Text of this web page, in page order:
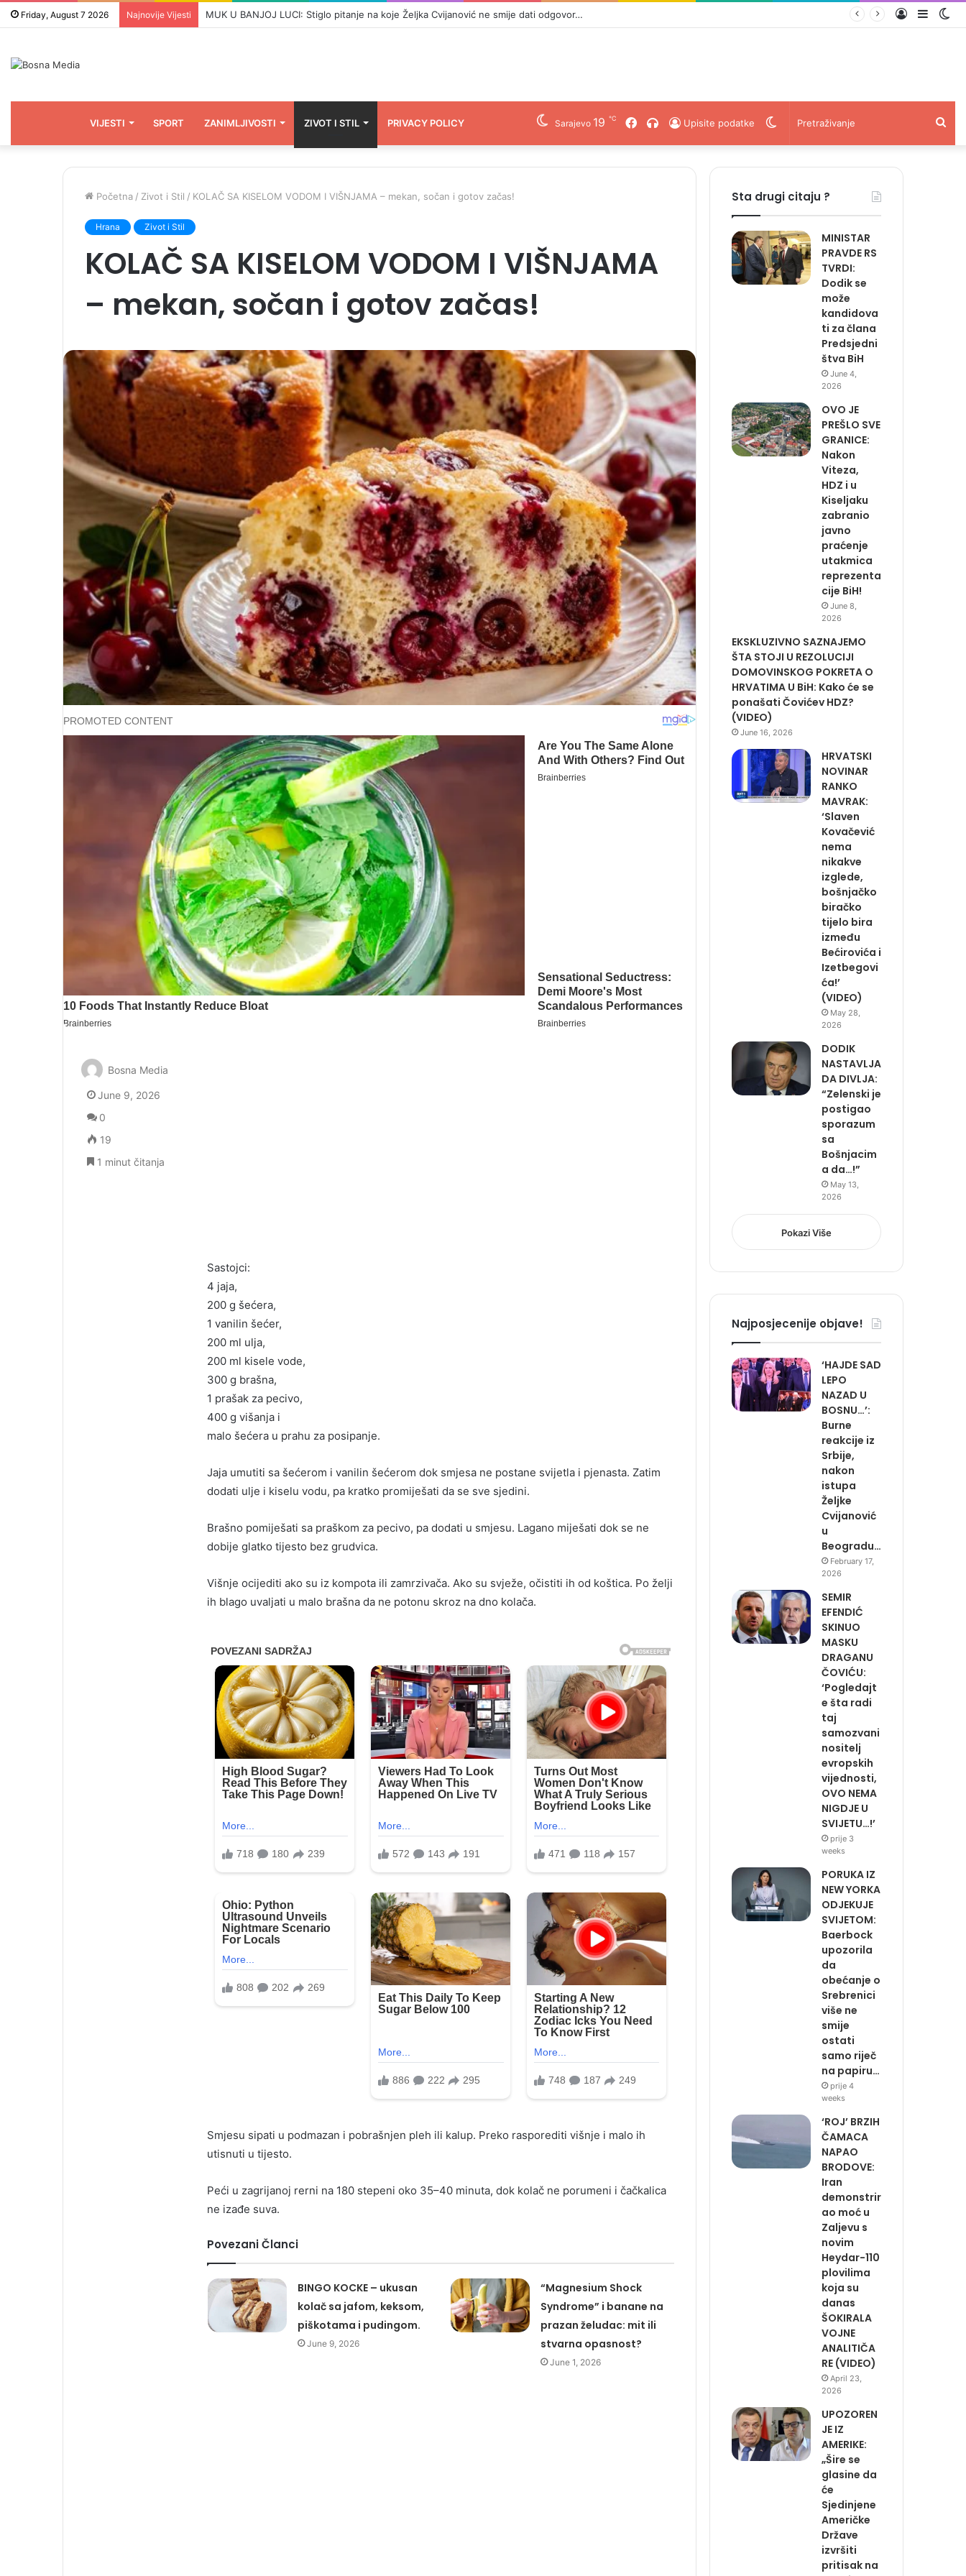
Friday, August 7 2026 Najnovije Vijesti NASTAVLJA SE VERBALI RAT, HELEZ ODOGOVRIO VUČIĆU: ‘Nastaviš li ovako braniti Srbe i srpstvo, ostvarit ćeš cilj…’ Prijava
VIJESTI SPORT ZANIMLJIVOSTI ZIVOT I STIL PRIVACY POLICY Switch
skin
Upisite podatke
Radio
Uživo
Facebook
Sarajevo 19 ℃
Početna / Zivot i Stil / KOLAČ SA KISELOM VODOM I VIŠNJAMA – mekan, sočan i gotov začas!
Hrana Zivot i Stil
KOLAČ SA KISELOM VODOM I VIŠNJAMA
– mekan, sočan i gotov začas!
Sastojci:
4 jaja,
200 g šećera,
1 vanilin šećer,
200 ml ulja,
200 ml kisele vode,
300 g brašna,
1 prašak za pecivo,
400 g višanja i
malo šećera u prahu za posipanje.
Jaja umutiti sa šećerom i vanilin šećerom dok smjesa ne postane svijetla i pjenasta. Zatim
dodati ulje i kiselu vodu, pa kratko promiješati da se sve sjedini.
Brašno pomiješati sa praškom za pecivo, pa dodati u smjesu. Lagano miješati dok se ne
dobije glatko tijesto bez grudvica.
Višnje ocijediti ako su iz kompota ili zamrzivača. Ako su svježe, očistiti ih od koštica. Po želji
ih blago uvaljati u malo brašna da ne potonu skroz na dno kolača.
Smjesu sipati u podmazan i pobrašnjen pleh ili kalup. Preko rasporediti višnje i malo ih
utisnuti u tijesto.
Peći u zagrijanoj rerni na 180 stepeni oko 35–40 minuta, dok kolač ne porumeni i čačkalica
ne izađe suva.
Povezani Članci
BINGO KOCKE – ukusan
kolač sa jafom, keksom,
piškotama i pudingom.
June 9, 2026
“Magnesium Shock
Syndrome” i banane na
prazan želudac: mit ili
stvarna opasnost?
June 1, 2026
Bosna Media
June 9, 2026
0
19
1 minut čitanja
Sta drugi citaju ?
MINISTAR
PRAVDE RS
TVRDI:
Dodik se
može
kandidova
ti za člana
Predsjedni
štva BiH
June 4,
2026
OVO JE
PREŠLO SVE
GRANICE:
Nakon
Viteza,
HDZ i u
Kiseljaku
zabranio
javno
praćenje
utakmica
reprezenta
cije BiH!
June 8,
2026
EKSKLUZIVNO SAZNAJEMO
ŠTA STOJI U REZOLUCIJI
DOMOVINSKOG POKRETA O
HRVATIMA U BiH: Kako će se
ponašati Čovićev HDZ?
(VIDEO)
June 16, 2026
HRVATSKI
NOVINAR
RANKO
MAVRAK:
‘Slaven
Kovačević
nema
nikakve
izglede,
bošnjačko
biračko
tijelo bira
između
Bećirovića i
Izetbegovi
ća!’
(VIDEO)
May 28,
2026
DODIK
NASTAVLJA
DA DIVLJA:
“Zelenski je
postigao
sporazum
sa
Bošnjacim
a da…!”
May 13,
2026
Pokazi Više
Najposjecenije objave!
‘HAJDE SAD
LEPO
NAZAD U
BOSNU…’:
Burne
reakcije iz
Srbije,
nakon
istupa
Željke
Cvijanović
u
Beogradu…
February 17,
2026
SEMIR
EFENDIĆ
SKINUO
MASKU
DRAGANU
ČOVIĆU:
‘Pogledajt
e šta radi
taj
samozvani
nositelj
evropskih
vijednosti,
OVO NEMA
NIGDJE U
SVIJETU…!’
prije 3
weeks
PORUKA IZ
NEW YORKA
ODJEKUJE
SVIJETOM:
Baerbock
upozorila
da
obećanje o
Srebrenici
više ne
smije
ostati
samo riječ
na papiru…
prije 4
weeks
‘ROJ’ BRZIH
ČAMACA
NAPAO
BRODOVE:
Iran
demonstrir
ao moć u
Zaljevu s
novim
Heydar-110
plovilima
koja su
danas
ŠOKIRALA
VOJNE
ANALITIČA
RE (VIDEO)
April 23,
2026
UPOZOREN
JE IZ
AMERIKE:
„Šire se
glasine da
će
Sjedinjene
Američke
Države
izvršiti
pritisak na